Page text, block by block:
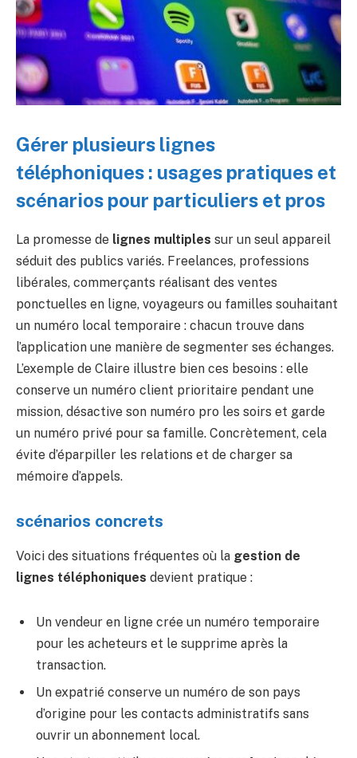
Gérer plusieurs lignes
téléphoniques : usages pratiques et
scénarios pour particuliers et pros
La promesse de lignes multiples sur un seul appareil
séduit des publics variés. Freelances, professions
libérales, commerçants réalisant des ventes
ponctuelles en ligne, voyageurs ou familles souhaitant
un numéro local temporaire : chacun trouve dans
l’application une manière de segmenter ses échanges.
L’exemple de Claire illustre bien ces besoins : elle
conserve un numéro client prioritaire pendant une
mission, désactive son numéro pro les soirs et garde
un numéro privé pour sa famille. Concrètement, cela
évite d’éparpiller les relations et de charger sa
mémoire d’appels.
scénarios concrets
Voici des situations fréquentes où la gestion de
lignes téléphoniques devient pratique :
Un vendeur en ligne crée un numéro temporaire
pour les acheteurs et le supprime après la
transaction.
Un expatrié conserve un numéro de son pays
d’origine pour les contacts administratifs sans
ouvrir un abonnement local.